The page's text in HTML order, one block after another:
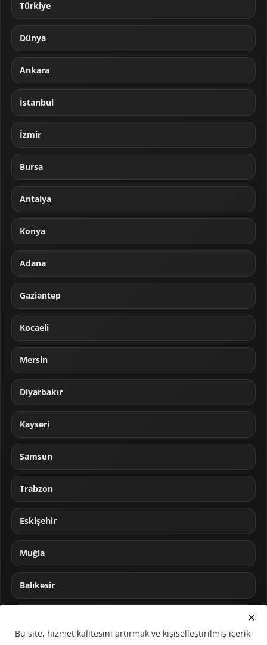
Türkiye
Dünya
Ankara
İstanbul
İzmir
Bursa
Antalya
Konya
Adana
Gaziantep
Kocaeli
Mersin
Diyarbakır
Kayseri
Samsun
Trabzon
Eskişehir
Muğla
Balıkesir
Bu site, hizmet kalitesini artırmak ve kişiselleştirilmiş içerik